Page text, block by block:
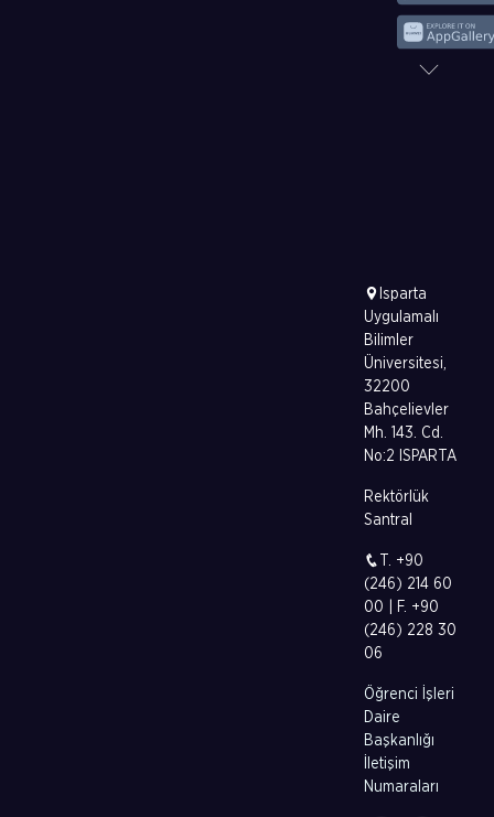
Isparta
Uygulamalı
Bilimler
Üniversitesi,
32200
Bahçelievler
Mh. 143. Cd.
No:2 ISPARTA
Rektörlük
Santral
T. +90
(246) 214 60
00 | F. +90
(246) 228 30
06
Öğrenci İşleri
Daire
Başkanlığı
İletişim
Numaraları